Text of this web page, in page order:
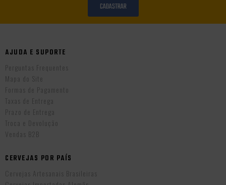
CADASTRAR
AJUDA E SUPORTE
Perguntas Frequentes
Mapa do Site
Formas de Pagamento
Taxas de Entrega
Prazo de Entrega
Troca e Devolução
Vendas B2B
CERVEJAS POR PAÍS
Cervejas Artesanais Brasileiras